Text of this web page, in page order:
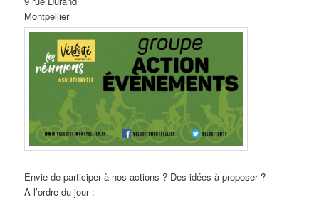
Montpellier
Envie de participer à nos actions ? Des idées à proposer ?
A l’ordre du jour :